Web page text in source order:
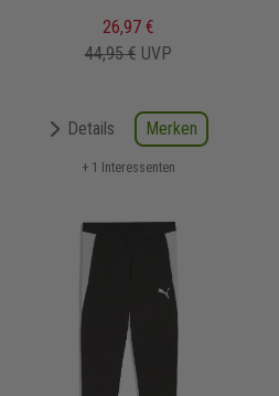
26,97 €
44,95 € UVP
Details Merken
+ 1 Interessenten